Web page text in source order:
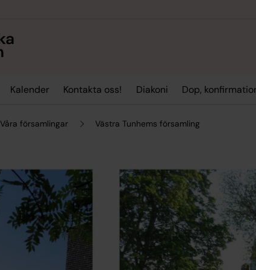
Kalender Kontakta oss! Diakoni Dop,
Våra församlingar Västra Tunhems församling